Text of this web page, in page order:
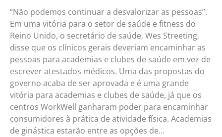
“Não podemos continuar a desvalorizar as pessoas”.
Em uma vitória para o setor de saúde e fitness do
Reino Unido, o secretário de saúde, Wes Streeting,
disse que os clínicos gerais deveriam encaminhar as
pessoas para academias e clubes de saúde em vez de
escrever atestados médicos. Uma das propostas do
governo acaba de ser aprovada e é uma grande
vitória para academias e clubes de saúde, já que os
centros WorkWell ganharam poder para encaminhar
consumidores à prática de atividade física. Academias
de ginástica estarão entre as opções de…